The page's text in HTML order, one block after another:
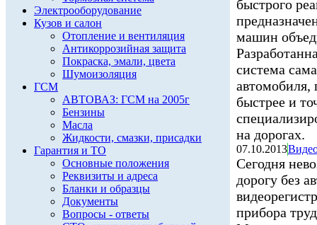
Электрооборудование
Кузов и салон
Отопление и вентиляция
Антикоррозийная защита
Покраска, эмали, цвета
Шумоизоляция
ГСМ
АВТОВАЗ: ГСМ на 2005г
Бензины
Масла
Жидкости, смазки, присадки
Гарантия и ТО
Основные положения
Реквизиты и адреса
Бланки и образцы
Документы
Вопросы - ответы
быстрого
машин
система
автомобиля,
быстрее и
на дорогах.
07.10.2013
Сегодня
дорогу без
прибора